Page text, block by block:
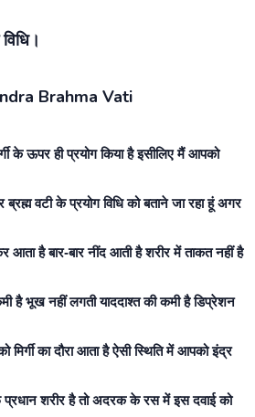
Brahma Vati
के ऊपर ही प्रयोग किया है इसीलिए मैं आपको
वटी के प्रयोग विधि को बताने जा रहा हूं अगर
आता है बार-बार नींद आती है शरीर में ताकत नहीं है
है भूख नहीं लगती याददाश्त की कमी है डिप्रेशन
मिर्गी का दौरा आता है ऐसी स्थिति में आपको इंद्र
प्रधान शरीर है तो अदरक के रस में इस दवाई को